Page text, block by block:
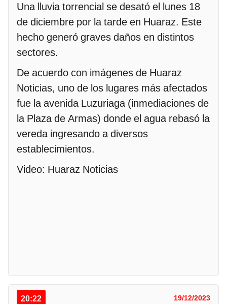
Una lluvia torrencial se desató el lunes 18
de diciembre por la tarde en Huaraz. Este
hecho generó graves daños en distintos
sectores.
De acuerdo con imágenes de Huaraz
Noticias, uno de los lugares más afectados
fue la avenida Luzuriaga (inmediaciones de
la Plaza de Armas) donde el agua rebasó la
vereda ingresando a diversos
establecimientos.
Video: Huaraz Noticias
20:22 19/12/2023